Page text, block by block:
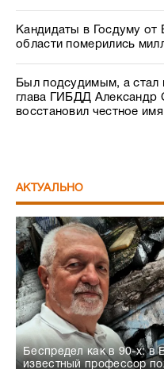
Кандидаты в Госдуму от
области померились
Был подсудимым, а стал
глава ГИБДД Александр
восстановил честное
АКТУАЛЬНО
Беспредел как в 90-х: в
известный профессор